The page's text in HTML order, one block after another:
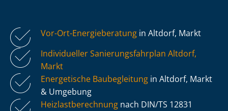
Vor-Ort-Energieberatung in Altdorf, Markt
Individueller Sa­nie­rungs­fahr­plan Altdorf,
Markt
Energetische Baubegleitung in Altdorf, Markt
& Umgebung
Heiz­last­be­rech­nung nach DIN/TS 12831